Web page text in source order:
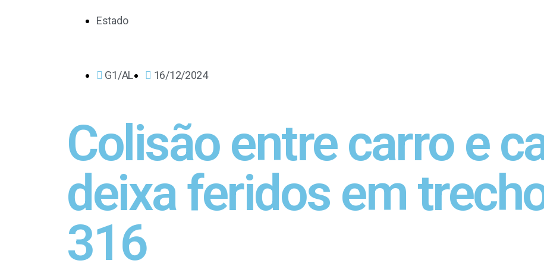
Estado
G1/AL 16/12/2024
Colisão entre carro e
deixa feridos em
316